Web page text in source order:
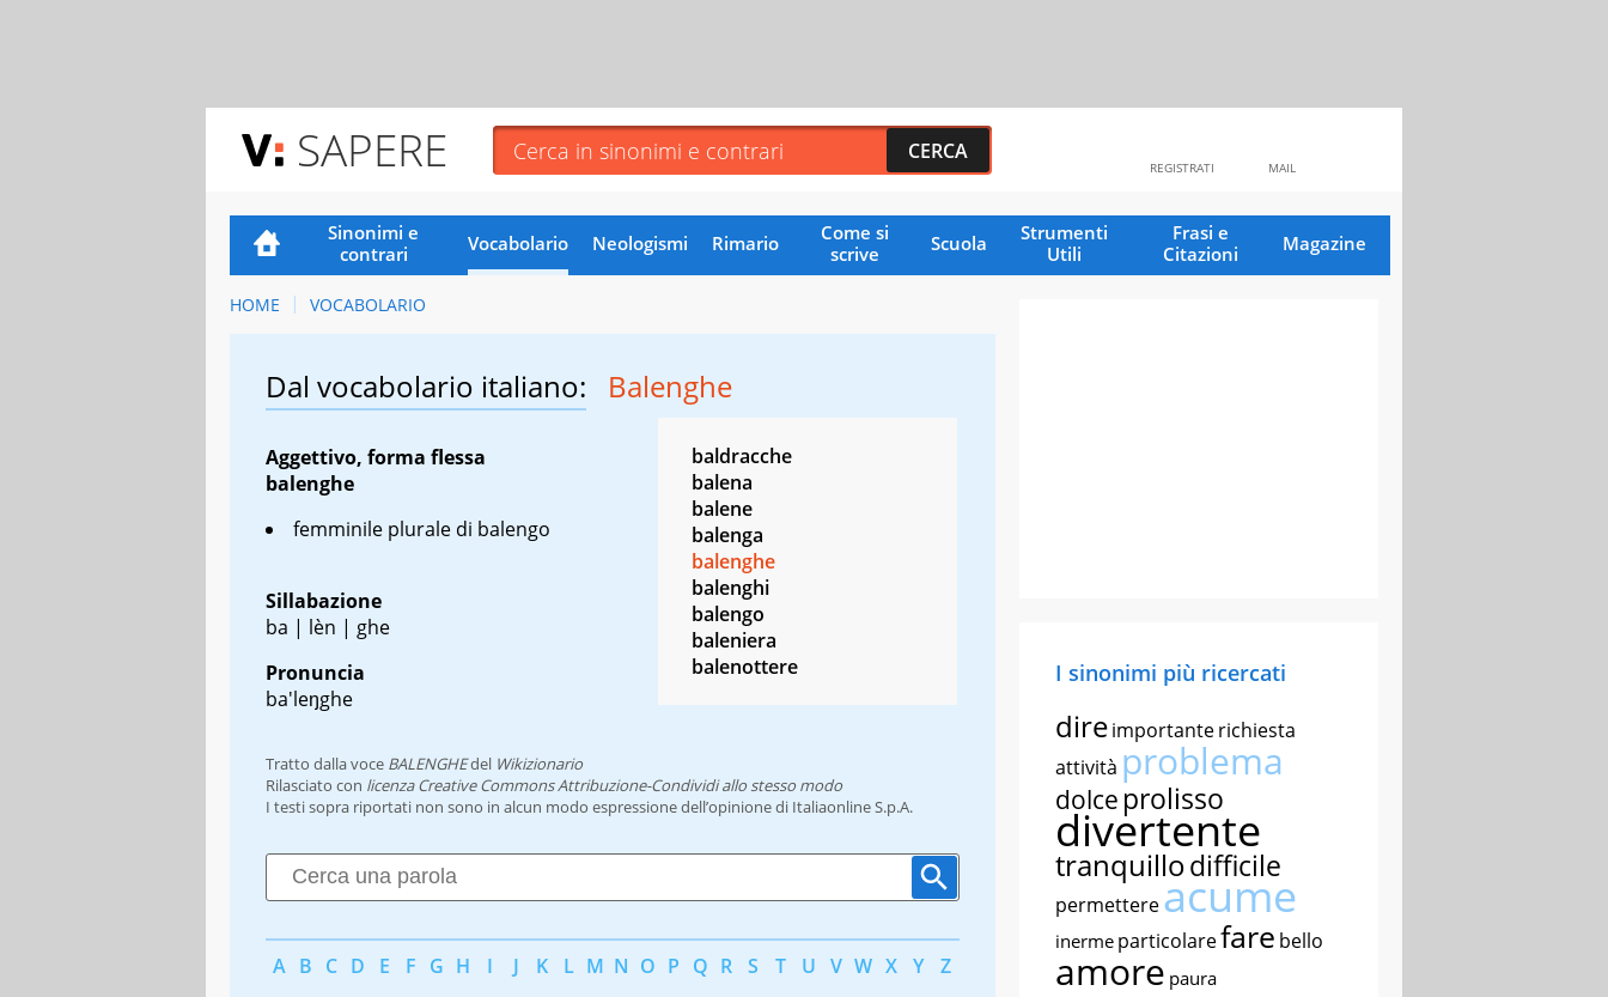
SAPERE MAIL
REGISTRATI
Sinonimi e
contrari
Vocabolario Neologismi Rimario
Come si
scrive
Scuola
Strumenti
Utili
Frasi e
Citazioni
Magazine
HOME VOCABOLARIO
Dal vocabolario italiano: Balenghe
Aggettivo, forma flessa
balenghe
femminile plurale di balengo
Sillabazione
ba | lèn | ghe
Pronuncia
ba'leŋghe
baldracche
balena
balene
balenga
balenghe
balenghi
balengo
baleniera
balenottere
Tratto dalla voce BALENGHEdel Wikizionario
Rilasciato con licenza Creative Commons Attribuzione-Condividi allo stesso modo
I testi sopra riportati non sono in alcun modo espressione dell’opinione di Italiaonline S.p.A.
A B C D E F G H I J K L M N O P Q R S T U V W X Y Z
I sinonimi più ricercati
direimportanterichiesta
attività problema
dolce prolisso
divertente
tranquillodifficile
permettereacume
inerme particolarefare bello
amore paura